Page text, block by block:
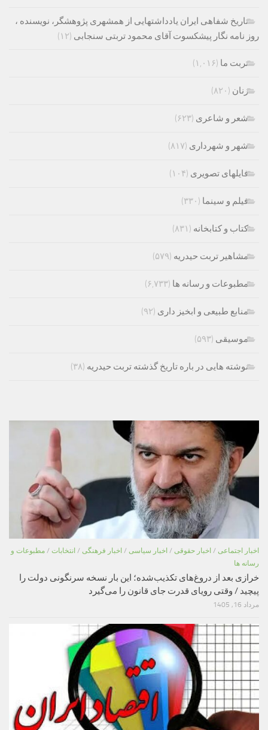
تاریخ شفاهی ایران یادداشتهایی از همشهری پژوهشگر، نویسنده ،
روز نامه نگار پیشکسوت آقای محمود تربتی سنجابی (۱۲)
تربت ما (۱,۰۱۶)
زنان (۸۲۰)
شعر و شاعری (۶۲۳)
شهر و شهرداری (۸۱۷)
فایلهای تصویری (۱۰۴)
فیلم و سینما (۳۳۰)
کتاب و کتابخانه (۸۳۱)
مشاهیر تربت حیدریه (۵۷۹)
مطبوعات و رسانه ها (۶,۷۳۳)
منابع طبیعی و ابخیز داری (۹۲)
موسیقی (۵۹۳)
نوشته هایی در باره تاریخ گذشته تربت حیدریه (۳۸)
اخبار اجتماعی / اخبار حقوقی / اخبار سیاسی / اخبار فرهنگی / انتخابات / مطبوعات و
رسانه ها
خرازی بعد از دروغ‌های تکذیب‌شده؛ این بار نسخه سرنگونی دولت را
پیچید / وقتی رویای قدرت جای قانون را می‌گیرد
مرداد 16, 1405